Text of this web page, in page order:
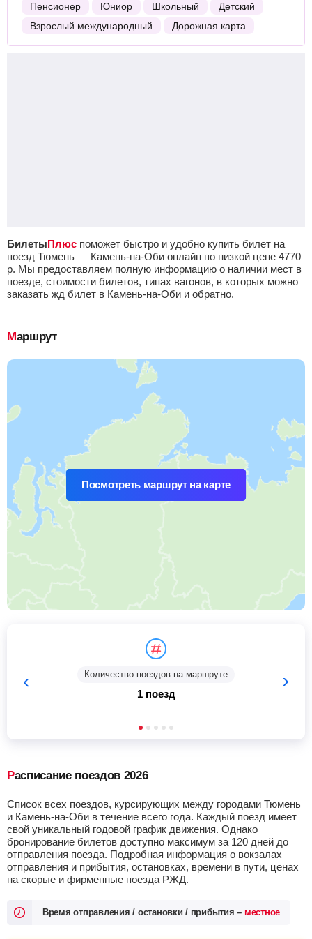
Пенсионер
Юниор Школьный
Детский
Взрослый международный
Дорожная карта
БилетыПлюс поможет быстро и удобно купить билет на
поезд Тюмень — Камень-на-Оби онлайн по низкой цене 4770
р. Мы предоставляем полную информацию о наличии мест в
поезде, стоимости билетов, типах вагонов, в которых можно
заказать жд билет в Камень-на-Оби и обратно.
Маршрут
Посмотреть маршрут на карте
Количество поездов на маршруте
1 поезд
Расписание поездов 2026
Список всех поездов, курсирующих между городами Тюмень
и Камень-на-Оби в течение всего года. Каждый поезд имеет
свой уникальный годовой график движения. Однако
бронирование билетов доступно максимум за 120 дней до
отправления поезда. Подробная информация о вокзалах
отправления и прибытия, остановках, времени в пути, ценах
на скорые и фирменные поезда РЖД.
Время отправления / остановки / прибытия – местное